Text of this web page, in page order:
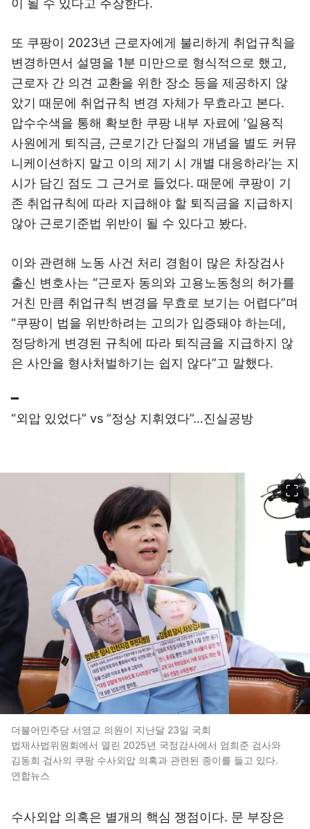
이 될 수 있다고 주장한다.
또 쿠팡이 2023년 근로자에게 불리하게 취업규칙을
변경하면서 설명을 1분 미만으로 형식적으로 했고,
근로자 간 의견 교환을 위한 장소 등을 제공하지 않
았기 때문에 취업규칙 변경 자체가 무효라고 본다.
압수수색을 통해 확보한 쿠팡 내부 자료에 ‘일용직
사원에게 퇴직금, 근로기간 단절의 개념을 별도 커뮤
니케이션하지 말고 이의 제기 시 개별 대응하라’는 지
시가 담긴 점도 그 근거로 들었다. 때문에 쿠팡이 기
존 취업규칙에 따라 지급해야 할 퇴직금을 지급하지
않아 근로기준법 위반이 될 수 있다고 봤다.
이와 관련해 노동 사건 처리 경험이 많은 차장검사
출신 변호사는 “근로자 동의와 고용노동청의 허가를
거친 만큼 취업규칙 변경을 무효로 보기는 어렵다”며
“쿠팡이 법을 위반하려는 고의가 입증돼야 하는데,
정당하게 변경된 규칙에 따라 퇴직금을 지급하지 않
은 사안을 형사처벌하기는 쉽지 않다”고 말했다.
━
“외압 있었다” vs “정상 지휘였다”…진실공방
더불어민주당 서영교 의원이 지난달 23일 국회
법제사법위원회에서 열린 2025년 국정감사에서 엄희준 검사와
김동희 검사의 쿠팡 수사외압 의혹과 관련된 종이를 들고 있다.
연합뉴스
수사외압 의혹은 별개의 핵심 쟁점이다. 문 부장은